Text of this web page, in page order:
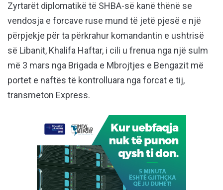
Zyrtarët diplomatikë të SHBA-së kanë thënë se
vendosja e forcave ruse mund të jetë pjesë e një
përpjekje për ta përkrahur komandantin e ushtrisë
së Libanit, Khalifa Haftar, i cili u frenua nga një sulm
më 3 mars nga Brigada e Mbrojtjes e Bengazit më
portet e naftës të kontrolluara nga forcat e tij,
transmeton Express.